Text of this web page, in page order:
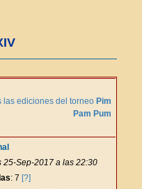
las ediciones del torneo Pim
Pam Pum
25-Sep-2017 a las 22:30
: 7 [?]